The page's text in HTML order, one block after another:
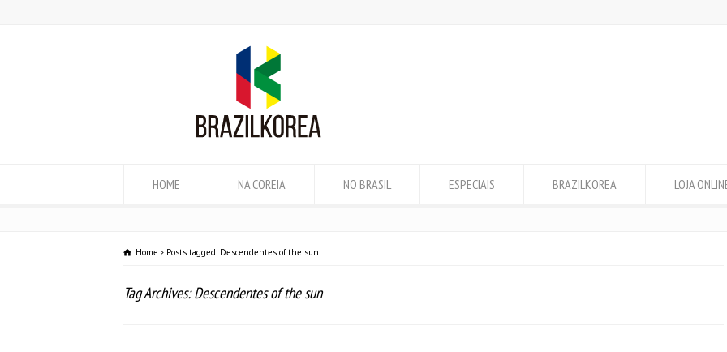
HOME NA COREIA NO BRASIL ESPECIAIS BRAZILKOREA LOJA
Home Posts tagged: Descendentes of the sun
Tag Archives: Descendentes of the sun